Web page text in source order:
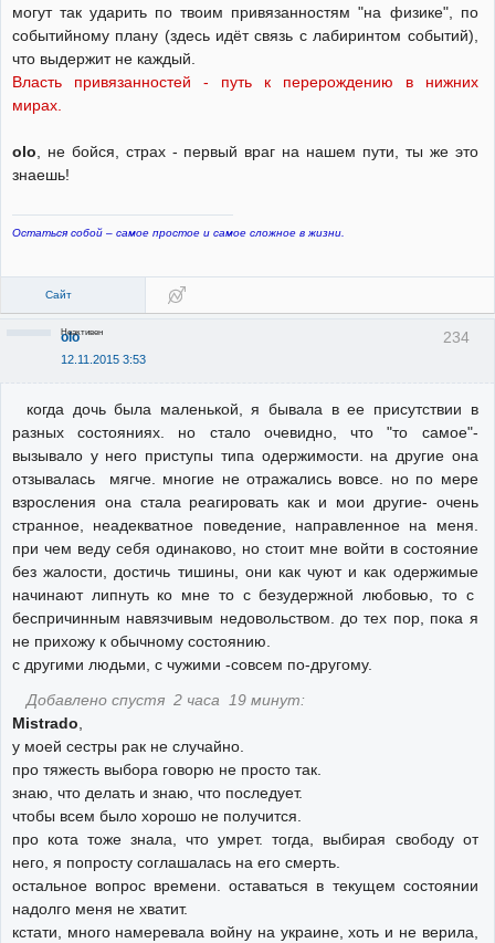
могут так ударить по твоим привязанностям "на физике", по
событийному плану (здесь идёт связь с лабиринтом событий),
что выдержит не каждый.
Власть привязанностей - путь к перерождению в нижних
мирах.
olo , не бойся, страх - первый враг на нашем пути, ты же это
знаешь!
Остаться собой – самое простое и самое сложное в жизни.
Сайт
234
olo
12.11.2015 3:53
Неактивен
когда дочь была маленькой, я бывала в ее присутствии в
разных состояниях. но стало очевидно, что "то самое"-
вызывало у него приступы типа одержимости. на другие она
отзывалась мягче. многие не отражались вовсе. но по мере
взросления она стала реагировать как и мои другие- очень
странное, неадекватное поведение, направленное на меня.
при чем веду себя одинаково, но стоит мне войти в состояние
без жалости, достичь тишины, они как чуют и как одержимые
начинают липнуть ко мне то с безудержной любовью, то с
беспричинным навязчивым недовольством. до тех пор, пока я
не прихожу к обычному состоянию.
с другими людьми, с чужими -совсем по-другому.
Добавлено спустя 2 часа 19 минут:
Mistrado,
у моей сестры рак не случайно.
про тяжесть выбора говорю не просто так.
знаю, что делать и знаю, что последует.
чтобы всем было хорошо не получится.
про кота тоже знала, что умрет. тогда, выбирая свободу от
него, я попросту соглашалась на его смерть.
остальное вопрос времени. оставаться в текущем состоянии
надолго меня не хватит.
кстати, много намеревала войну на украине, хоть и не верила,